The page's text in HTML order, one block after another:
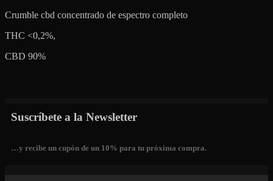
Crumble cbd concentrado de espectro completo
THC <0,2%,
CBD 90%
Suscríbete a la Newsletter
…y recibe un cupón de un 10% para tu próxima compra.